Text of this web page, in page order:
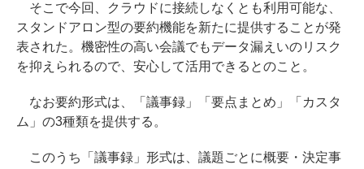
そこで今回、クラウドに接続しなくとも利用可能な、
スタンドアロン型の要約機能を新たに提供することが発
表された。機密性の高い会議でもデータ漏えいのリスク
を抑えられるので、安心して活用できるとのこと。
なお要約形式は、「議事録」「要点まとめ」「カスタ
ム」の3種類を提供する。
このうち「議事録」形式は、議題ごとに概要・決定事